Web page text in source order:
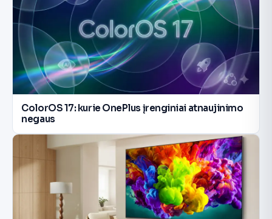
ColorOS 17: kurie OnePlus įrenginiai atnaujinimo
negaus